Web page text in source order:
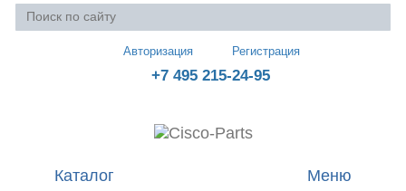
Авторизация Регистрация
+7 495 215-24-95
Меню
Каталог